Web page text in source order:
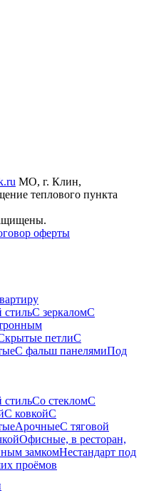
МО, г. Клин,
теплового пункта
оферты
С зеркаломС
петлиС
С фальш панелямиПод
Со стекломС
С ковкойС
АрочныеС тяговой
Офисные, в ресторан,
замкомНестандарт под
проёмов